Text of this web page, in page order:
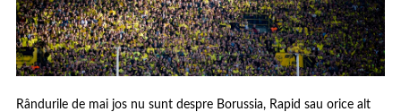
Rândurile de mai jos nu sunt despre Borussia, Rapid sau orice alt